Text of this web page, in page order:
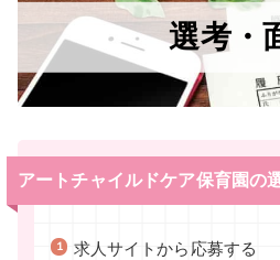
選考・
アートチャイルドケア保育園の
求人サイトから応募する